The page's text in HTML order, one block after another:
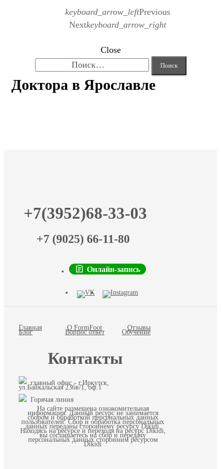
keyboard_arrow_leftPrevious
Nextkeyboard_arrow_right
Close
Доктора в Ярославле
+7(3952)68-33-03
+7 (9025) 66-11-80
Онлайн-запись
Главная О FormFoot Отзывы
Блог Вопрос ответ Обучение
Контакты
главный офис - г.Иркутск,
ул.Байкальская 236в/1, оф.1
Горячая линия
На сайте размещена ознакомительная
информация. Данный ресурс не занимается
сбором и обработкой персональных данных
пользователей. Сбор и обработка персональных
данных переданы стороннему ресурсу Dikidi.
Находясь на ресурсе и переходя на ресурс Dikidi,
вы соглашаетесь на сбор и передачу
персональных данных сторонним ресурсом
Dikidi